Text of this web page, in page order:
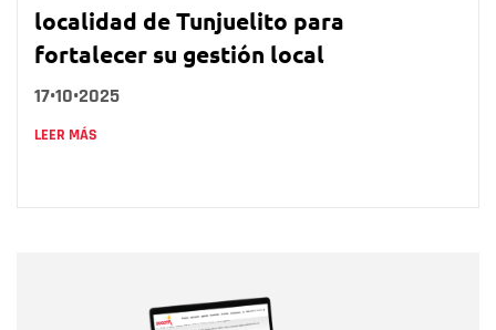
localidad de Tunjuelito para
fortalecer su gestión local
17•10•2025
LEER MÁS